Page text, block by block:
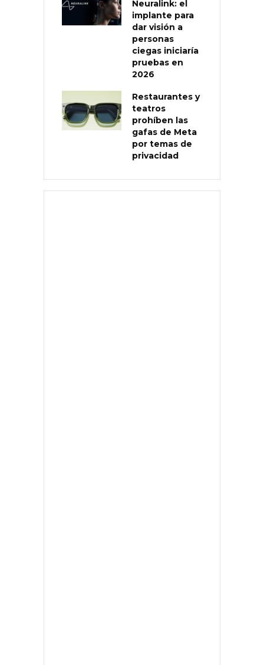
Neuralink: el
implante para
dar visión a
personas
ciegas iniciaría
pruebas en
2026
Restaurantes y
teatros
prohíben las
gafas de Meta
por temas de
privacidad